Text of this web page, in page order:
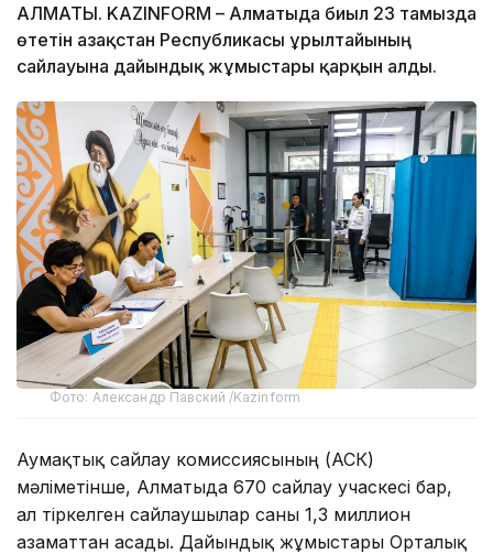
АЛМАТЫ. KAZINFORM – Алматыда биыл 23 тамызда
өтетін Қазақстан Республикасы Құрылтайының
сайлауына дайындық жұмыстары қарқын алды.
Фото: Александр Павский /Kazinform
Аумақтық сайлау комиссиясының (АСК)
мәліметінше, Алматыда 670 сайлау учаскесі бар,
ал тіркелген сайлаушылар саны 1,3 миллион
азаматтан асады. Дайындық жұмыстары Орталық